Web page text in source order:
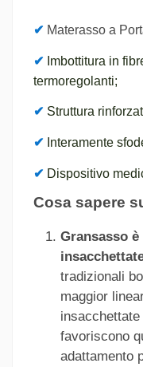
✔ Materasso a
✔ Imbottitura in
termoregolanti;
✔ Struttura
✔ Interamente
✔ Dispositivo
Cosa sapere
Gransasso
tradizionali
maggior
favoriscono
adattamento